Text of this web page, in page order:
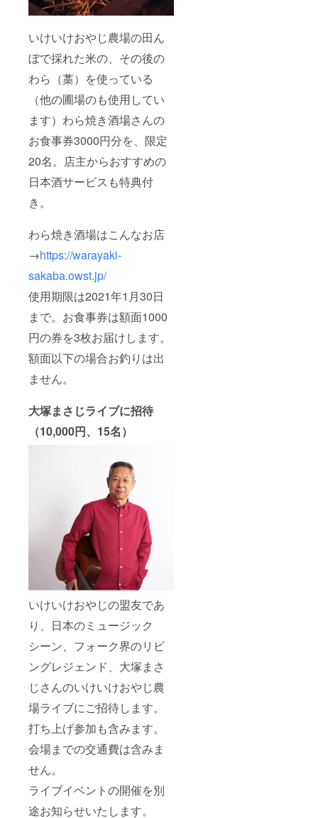
いけいけおやじ農場の田ん
ぼで採れた米の、その後の
わら（藁）を使っている
（他の圃場のも使用してい
ます）わら焼き酒場さんの
お食事券3000円分を、限定
20名。店主からおすすめの
日本酒サービスも特典付
き。
わら焼き酒場はこんなお店
→https://warayaki-
sakaba.owst.jp/
使用期限は2021年1月30日
まで。お食事券は額面1000
円の券を3枚お届けします。
額面以下の場合お釣りは出
ません。
大塚まさじライブに招待
（10,000円、15名）
いけいけおやじの盟友であ
り、日本のミュージック
シーン、フォーク界のリビ
ングレジェンド、大塚まさ
じさんのいけいけおやじ農
場ライブにご招待します。
打ち上げ参加も含みます。
会場までの交通費は含みま
せん。
ライブイベントの開催を別
途お知らせいたします。